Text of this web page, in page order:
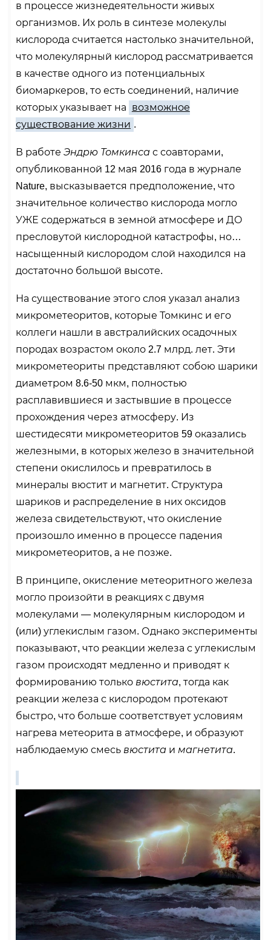
в процессе жизнедеятельности живых
организмов. Их роль в синтезе молекулы
кислорода считается настолько значительной,
что молекулярный кислород рассматривается
в качестве одного из потенциальных
биомаркеров, то есть соединений, наличие
которых указывает на
возможное
существование жизни .
В работеЭндрю Томкинса с соавторами,
опубликованной 12 мая 2016 года в журнале
Nature, высказывается предположение, что
значительное количество кислорода могло
УЖЕ содержаться в земной атмосфере и ДО
пресловутой кислородной катастрофы, но…
насыщенный кислородом слой находился на
достаточно большой высоте.
На существование этого слоя указал анализ
микрометеоритов, которые Томкинс и его
коллеги нашли в австралийских осадочных
породах возрастом около 2.7 млрд. лет. Эти
микрометеориты представляют собою шарики
диаметром 8.6-50 мкм, полностью
расплавившиеся и застывшие в процессе
прохождения через атмосферу. Из
шестидесяти микрометеоритов 59 оказались
железными, в которых железо в значительной
степени окислилось и превратилось в
минералы вюстит и магнетит. Структура
шариков и распределение в них оксидов
железа свидетельствуют, что окисление
произошло именно в процессе падения
микрометеоритов, а не позже.
В принципе, окисление метеоритного железа
могло произойти в реакциях с двумя
молекулами — молекулярным кислородом и
(или) углекислым газом. Однако эксперименты
показывают, что реакции железа с углекислым
газом происходят медленно и приводят к
формированию тольковюстита, тогда как
реакции железа с кислородом протекают
быстро, что больше соответствует условиям
нагрева метеорита в атмосфере, и образуют
наблюдаемую смесьвюстита имагнетита.